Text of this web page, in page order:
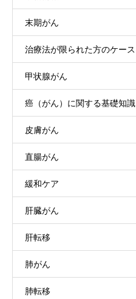
末期がん
治療法が限られた方のケース
甲状腺がん
癌（がん）に関する基礎知識
皮膚がん
直腸がん
緩和ケア
肝臓がん
肝転移
肺がん
肺転移